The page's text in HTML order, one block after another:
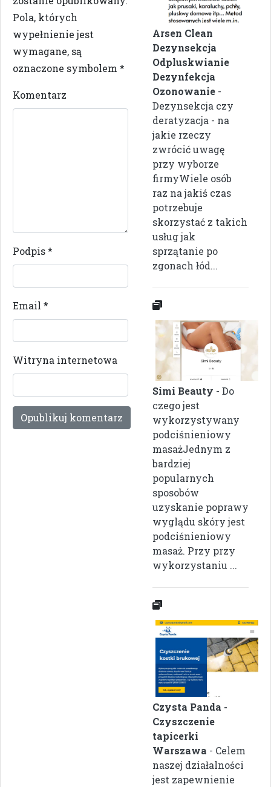
Pola, których
wypełnienie jest
wymagane, są
oznaczone symbolem *
Komentarz
Podpis*
Email *
Witryna internetowa
Arsen Clean
Dezynsekcja
Odpluskwianie
Dezynfekcja
Ozonowanie -
Dezynsekcja czy
deratyzacja - na
jakie rzeczy
zwrócić uwagę
przy wyborze
firmyWiele osób
raz na jakiś czas
potrzebuje
skorzystać z takich
usług jak
sprzątanie po
zgonach łód...
Simi Beauty - Do
czego jest
wykorzystywany
podciśnieniowy
masażJednym z
bardziej
popularnych
sposobów
uzyskanie poprawy
wyglądu skóry jest
podciśnieniowy
masaż. Przy przy
wykorzystaniu ...
Czysta Panda -
Czyszczenie
tapicerki
Warszawa - Celem
naszej działalności
jest zapewnienie